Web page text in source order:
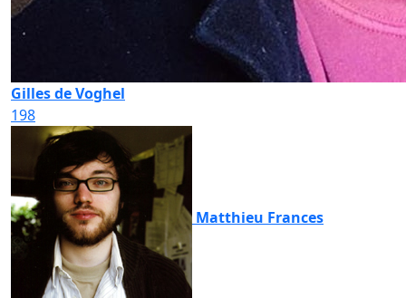
Gilles de Voghel
198
Matthieu Frances